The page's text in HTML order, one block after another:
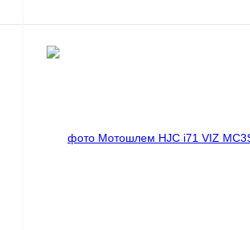
наличии